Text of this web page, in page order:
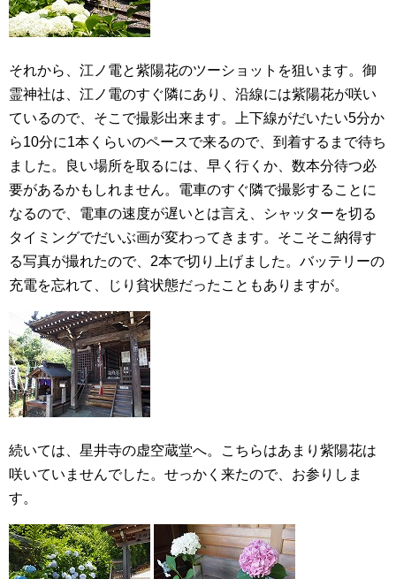
それから、江ノ電と紫陽花のツーショットを狙います。御
霊神社は、江ノ電のすぐ隣にあり、沿線には紫陽花が咲い
ているので、そこで撮影出来ます。上下線がだいたい5分か
ら10分に1本くらいのペースで来るので、到着するまで待ち
ました。良い場所を取るには、早く行くか、数本分待つ必
要があるかもしれません。電車のすぐ隣で撮影することに
なるので、電車の速度が遅いとは言え、シャッターを切る
タイミングでだいぶ画が変わってきます。そこそこ納得す
る写真が撮れたので、2本で切り上げました。バッテリーの
充電を忘れて、じり貧状態だったこともありますが。
続いては、星井寺の虚空蔵堂へ。こちらはあまり紫陽花は
咲いていませんでした。せっかく来たので、お参りしま
す。